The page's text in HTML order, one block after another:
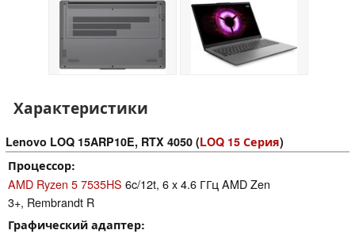
Характеристики
Lenovo LOQ 15ARP10E, RTX 4050 (LOQ 15 Серия)
Процессор
AMD Ryzen 5 7535HS 6c/12t, 6 x 4.6 ГГц AMD Zen
3+, Rembrandt R
Графический адаптер